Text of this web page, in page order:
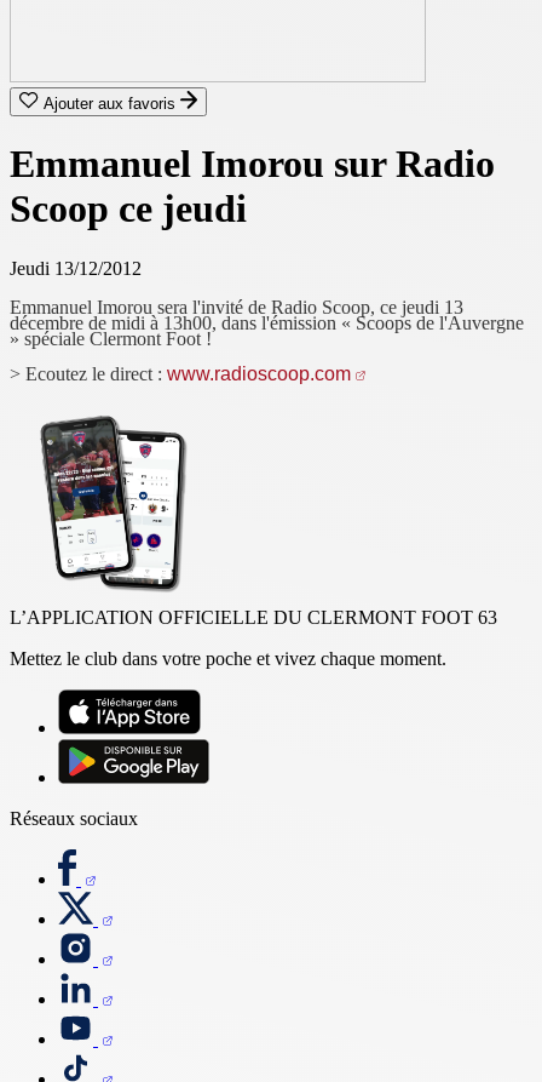
Ajouter aux favoris
Emmanuel Imorou sur Radio
Scoop ce jeudi
Jeudi 13/12/2012
Emmanuel Imorou sera l'invité de Radio Scoop, ce jeudi 13
décembre de midi à 13h00, dans l'émission « Scoops de l'Auvergne
» spéciale Clermont Foot !
> Ecoutez le direct : www.radioscoop.com
L’APPLICATION OFFICIELLE DU CLERMONT FOOT 63
Mettez le club dans votre poche et vivez chaque moment.
Réseaux sociaux